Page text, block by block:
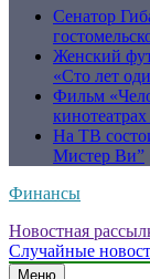
Сенатор
Женский
«Сто лет
Фильм
На ТВ
Мистер Ви”
Финансы
Новостная
Случайные
Меню